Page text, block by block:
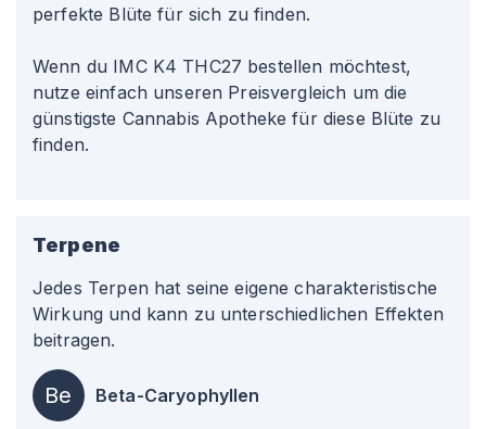
perfekte Blüte für sich zu finden.
Wenn du IMC K4 THC27 bestellen möchtest,
nutze einfach unseren Preisvergleich um die
günstigste Cannabis Apotheke für diese Blüte zu
finden.
Terpene
Jedes Terpen hat seine eigene charakteristische
Wirkung und kann zu unterschiedlichen Effekten
beitragen.
Be Beta-Caryophyllen